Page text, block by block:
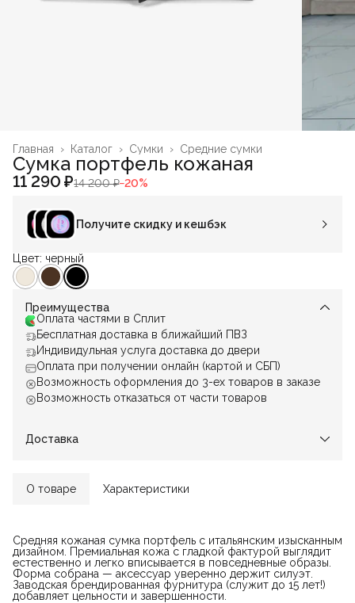
Средние сумки
Сумки ›
Каталог ›
Главная ›
Сумка портфель кожаная
11 290 ₽14 200 ₽−20%
Получите скидку и кешбэк
Цвет: черный
Преимущества
Оплата частями в Сплит
Бесплатная доставка в ближайший ПВЗ
Индивидульная услуга доставка до двери
Оплата при получении онлайн (картой и СБП)
Возможность оформления до 3-ех товаров в заказе
Возможность отказаться от части товаров
Доставка
О товаре Характеристики
Средняя кожаная сумка портфель с итальянским изысканным
дизайном. Премиальная кожа с гладкой фактурой выглядит
естественно и легко вписывается в повседневные образы.
Форма собрана — аксессуар уверенно держит силуэт.
Заводская брендированная фурнитура (служит до 15 лет!)
добавляет цельности и завершенности.